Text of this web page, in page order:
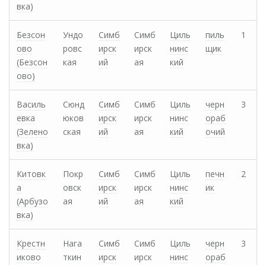
вка)
Безсон
ово
(Безсон
ово)
Ундо
ровс
кая
Симб
ирск
ий
Симб
ирск
ая
Циль
нинс
кий
пиль
щик
1
Василь
евка
(Зелено
вка)
Сюнд
юков
ская
Симб
ирск
ий
Симб
ирск
ая
Циль
нинс
кий
черн
ораб
очий
3
Китовк
а
(Арбузо
вка)
Покр
овск
ая
Симб
ирск
ий
Симб
ирск
ая
Циль
нинс
кий
печн
ик
2
Крестн
иково
Нага
ткин
Симб
ирск
Симб
ирск
Циль
нинс
черн
ораб
3